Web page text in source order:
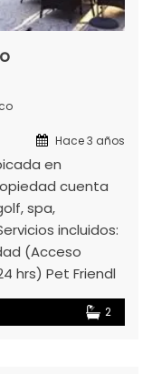
Hace 3 años
en
cuenta
spa,
incluidos:
(Acceso
hrs) Pet Friendl
2